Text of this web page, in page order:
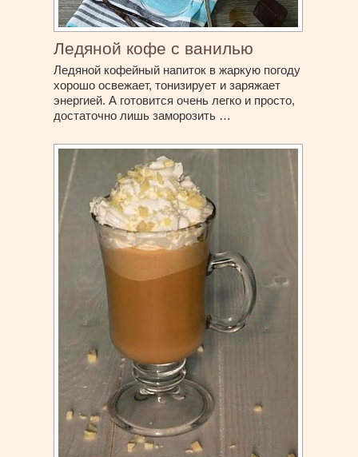
Ледяной кофе с ванилью
Ледяной кофейный напиток в жаркую погоду
хорошо освежает, тонизирует и заряжает
энергией. А готовится очень легко и просто,
достаточно лишь заморозить …